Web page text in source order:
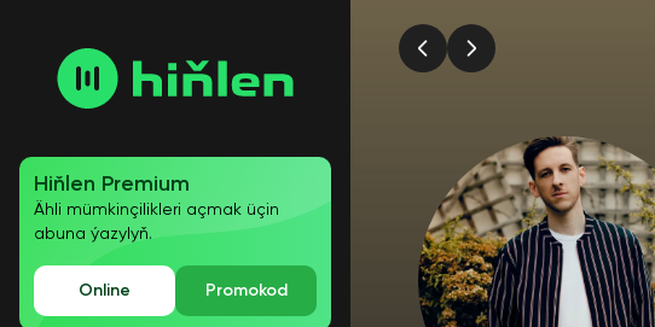
Hiňlen Premium
Ähli mümkinçilikleri açmak üçin
abuna ýazylyň.
Online Promokod